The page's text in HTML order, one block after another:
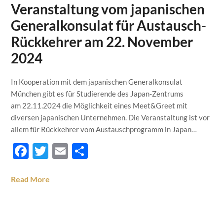
Veranstaltung vom japanischen
Generalkonsulat für Austausch-
Rückkehrer am 22. November
2024
In Kooperation mit dem japanischen Generalkonsulat
München gibt es für Studierende des Japan-Zentrums
am 22.11.2024 die Möglichkeit eines Meet&Greet mit
diversen japanischen Unternehmen. Die Veranstaltung ist vor
allem für Rückkehrer vom Austauschprogramm in Japan…
Facebook
Twitter
Email
Read More